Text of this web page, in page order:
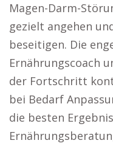
Magen-Darm-
gezielt angehen
beseitigen. Die
Ernährungscoach
der Fortschritt
bei Bedarf
die besten